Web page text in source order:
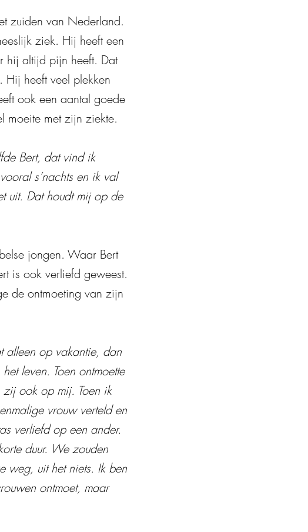
zuiden van Nederland.
ziek. Hij heeft een
hij altijd pijn heeft. Dat
Hij heeft veel plekken
ook een aantal goede
moeite met zijn ziekte.
Bert, dat vind ik
s’nachts en ik val
uit. Dat houdt mij op de
jongen. Waar Bert
is ook verliefd geweest.
de ontmoeting van zijn
alleen op vakantie, dan
leven. Toen ontmoette
ook op mij. Toen ik
vrouw verteld en
verliefd op een ander.
duur. We zouden
weg, uit het niets. Ik ben
ontmoet, maar